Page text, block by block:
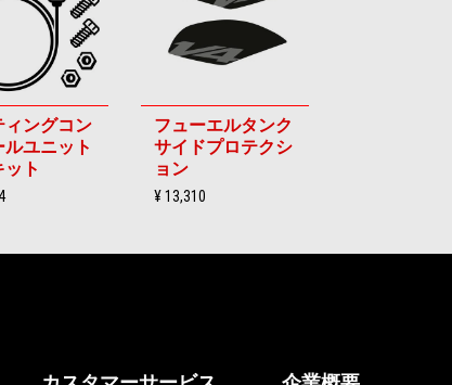
ィングコン
ルユニット
ト
フューエルタンク
サイドプロテクシ
ョン
¥ 13,310